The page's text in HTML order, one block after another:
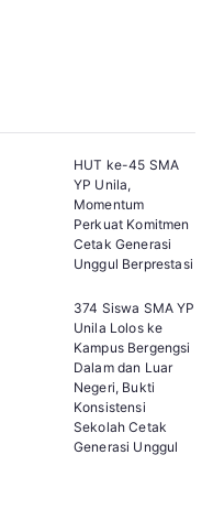
HUT ke-45 SMA
YP Unila,
Momentum
Perkuat Komitmen
Cetak Generasi
Unggul Berprestasi
374 Siswa SMA YP
Unila Lolos ke
Kampus Bergengsi
Dalam dan Luar
Negeri, Bukti
Konsistensi
Sekolah Cetak
Generasi Unggul